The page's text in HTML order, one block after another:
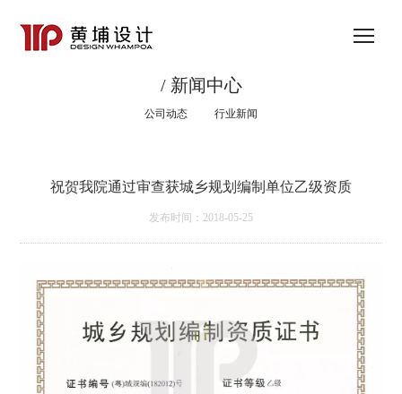
/ 新闻中心
公司动态 行业新闻
祝贺我院通过审查获城乡规划编制单位乙级资质
发布时间：2018-05-25